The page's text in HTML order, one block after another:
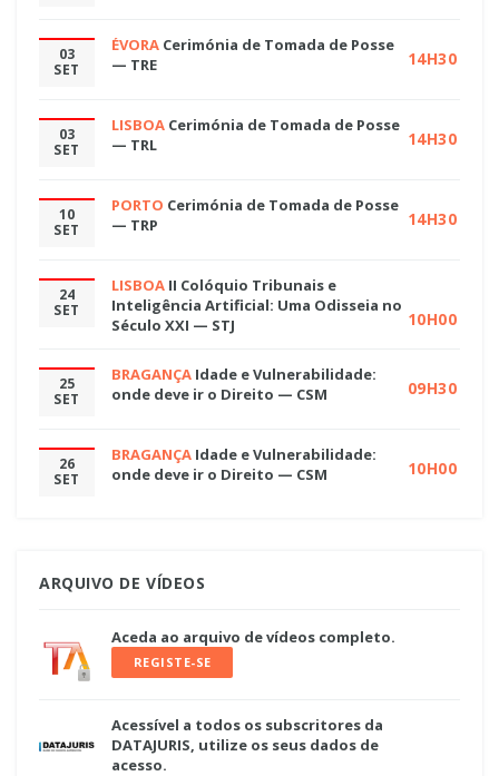
03
SET
ÉVORA Cerimónia de Tomada de Posse
— TRE
14H30
03
SET
LISBOA Cerimónia de Tomada de Posse
— TRL
14H30
10
SET
PORTO Cerimónia de Tomada de Posse
— TRP
14H30
24
SET
LISBOA II Colóquio Tribunais e
Inteligência Artificial: Uma Odisseia no
Século XXI — STJ
10H00
25
SET
BRAGANÇA Idade e Vulnerabilidade:
onde deve ir o Direito — CSM
09H30
26
SET
BRAGANÇA Idade e Vulnerabilidade:
onde deve ir o Direito — CSM
10H00
ARQUIVO DE VÍDEOS
Aceda ao arquivo de vídeos completo.
REGISTE-SE
Acessível a todos os subscritores da
DATAJURIS, utilize os seus dados de
acesso.